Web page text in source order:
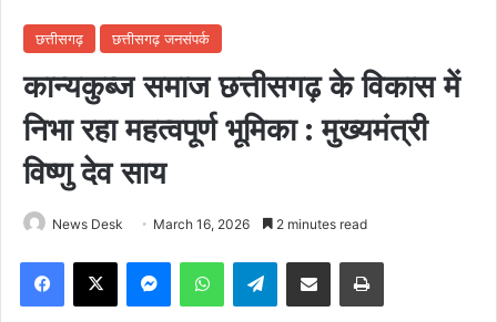
छत्तीसगढ़ छत्तीसगढ़ जनसंपर्क
कान्यकुब्ज समाज छत्तीसगढ़ के विकास में
निभा रहा महत्वपूर्ण भूमिका : मुख्यमंत्री
विष्णु देव साय
News Desk March 16, 2026 2 minutes read
Facebook
X MessengerWhatsAppTelegramShare via Email Print